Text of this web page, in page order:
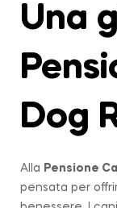
Una
Dog
Alla Pensione
pensata per